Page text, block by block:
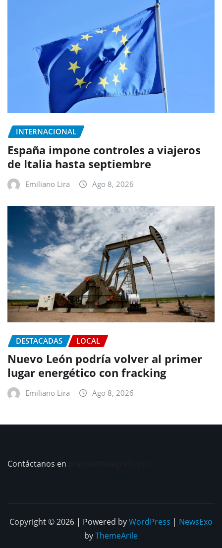
INTERNACIONAL
España impone controles a viajeros
de Italia hasta septiembre
Emiliano Lira Ago 8, 2026
DESTACADAS LOCAL
Nuevo León podría volver al primer
lugar energético con fracking
Emiliano Lira Ago 8, 2026
Contáctanos en
Copyright © 2026 | Powered byWordPress | NewsExo
byThemeArile